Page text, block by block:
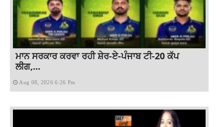
ਮਾਨ ਸਰਕਾਰ ਕਰਵਾ ਰਹੀ ਸ਼ੇਰ-ਏ-ਪੰਜਾਬ ਟੀ-20 ਕੱਪ
ਲੀਗ,...
Aug 08, 2026 6:26 Pm